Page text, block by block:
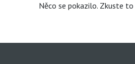
Něco se pokazilo. Zkuste